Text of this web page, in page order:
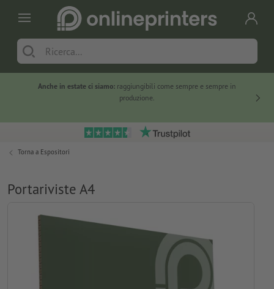
Anche in estate ci siamo: raggiungibili come sempre e sempre in
produzione.
Torna a Espositori
Portariviste A4